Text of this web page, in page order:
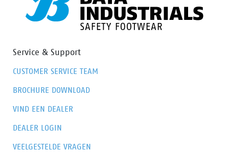
Service & Support
CUSTOMER SERVICE TEAM
BROCHURE DOWNLOAD
VIND EEN DEALER
DEALER LOGIN
VEELGESTELDE VRAGEN